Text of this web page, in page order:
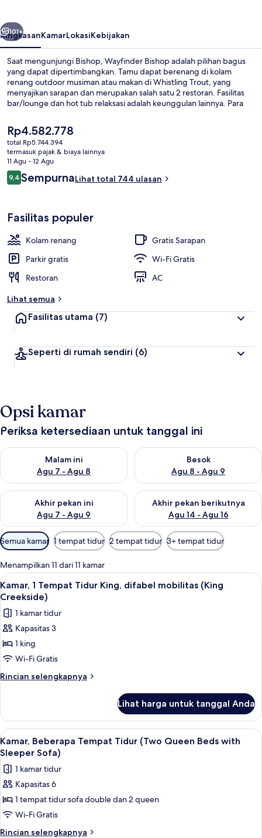
Berikutnya
101+
RingkasanKamarLokasiKebijakan
Saat mengunjungi Bishop, Wayfinder Bishop adalah pilihan bagus
yang dapat dipertimbangkan. Tamu dapat berenang di kolam
renang outdoor musiman atau makan di Whistling Trout, yang
menyajikan sarapan dan merupakan salah satu 2 restoran. Fasilitas
bar/lounge dan hot tub relaksasi adalah keunggulan lainnya. Para
Harga
saat
ini
Rp4.582.778
Rp4.582.778
total Rp5.744.394
termasuk pajak & biaya lainnya
11 Agu - 12 Agu
Ulasan
9,49,4 dari 10
SempurnaLihat total 744 ulasan
Fasilitas populer
Kolam renang
Gratis Sarapan
Parkir gratis
Wi-Fi Gratis
Restoran
AC
Lihat semua
Fasilitas utama (7)
Seperti di rumah sendiri (6)
Opsi kamar
Periksa ketersediaan untuk tanggal ini
Malam ini
Agu 7 - Agu 8
Periksa ketersediaan untuk malam ini Agu 7 - Agu 8
Besok
Agu 8 - Agu 9
Periksa ketersediaan untuk
Akhir pekan ini
Agu 7 - Agu 9
Periksa ketersediaan untuk akhir pekan ini Agu 7 - Agu 9
Akhir pekan berikutnya
Agu 14 - Agu 16
Periksa ketersediaan untuk
Filter
tersedia
untuk
kamar
Semua kamar 1 tempat tidur 2 tempat tidur 3+ tempat tidur
Menampilkan 11 dari 11 kamar
Lihat
semua
foto
untuk
Kamar,
1
Tempat
Tidur
mobilitas
(King
Creekside)
Seprai katun Mesir, seprai premium,
15
Kamar, 1 Tempat Tidur King, difabel mobilitas (King
Creekside)
1 kamar tidur
Kapasitas 3
1 king
Wi-Fi Gratis
Rincian selengkapnya
Rincian
Kamar,
Tempat
Tidur
difabel
mobilitas
Creekside)
Lihat harga untuk tanggal Anda
Lihat
semua
foto
untuk
Kamar,
Beberapa
Tempat
Tidur
Kamar, Beberapa Tempat Tidur
13
Kamar, Beberapa Tempat Tidur (Two Queen Beds with
Sleeper Sofa)
1 kamar tidur
Kapasitas 6
1 tempat tidur sofa double dan 2 queen
Wi-Fi Gratis
Rincian selengkapnya
Rincian